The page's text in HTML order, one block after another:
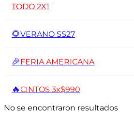
TODO 2X1
🌻VERANO SS27
🎉FERIA AMERICANA
🔥CINTOS 3x$990
No se encontraron resultados